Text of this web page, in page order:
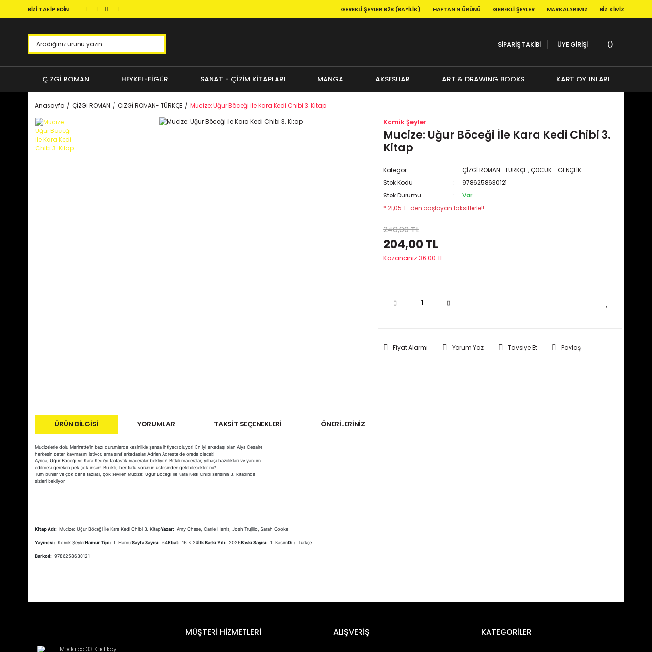
BİZİ TAKİP EDİN GEREKLI ŞEYLER B2B (BAYILIK) HAFTANIN ÜRÜNÜ GEREKLI ŞEYLER MARKALARIMIZ BIZ KIMIZ
SİPARİŞ TAKİBİ ÜYE GİRİŞİ
ÇİZGİ ROMAN HEYKEL-FİGÜR SANAT - ÇİZİM KİTAPLARI MANGA AKSESUAR ART & DRAWING BOOKS KART OYUNLARI
Anasayfa ÇİZGİ ROMAN ÇİZGİ ROMAN- TÜRKÇE Mucize: Uğur Böceği İle Kara Kedi Chibi 3. Kitap
Komik Şeyler
Mucize: Uğur Böceği İle Kara Kedi Chibi 3.
Kitap
Kategori ÇİZGİ ROMAN- TÜRKÇE,ÇOCUK - GENÇLİK
Stok Kodu
9786258630121
Stok Durumu
Var
* 21,05 TL den başlayan taksitlerle!!
240,00 TL
204,00 TL
Kazancınız 36.00 TL
Fiyat Alarmı Yorum Yaz Tavsiye Et Paylaş
ÜRÜN BILGISI YORUMLAR TAKSIT SEÇENEKLERI ÖNERILERINIZ
Mucizelerle dolu Marinette'in bazı durumlarda kesinlikle şansa ihtiyacı oluyor! En iyi arkadaşı olan Alya Cesaire
herkesin paten kaymasını istiyor, ama sınıf arkadaşları Adrien Agreste de orada olacak!
Ayrıca, Uğur Böceği ve Kara Kedi'yi fantastik maceralar bekliyor! Bitkili maceralar, yılbaşı hazırlıkları ve yardım
edilmesi gereken pek çok insan! Bu ikili, her türlü sorunun üstesinden gelebilecekler mi?
Tum bunlar ve çok daha fazlası, çok sevilen Mucize: Uğur Böceği ile Kara Kedi Chibi serisinin 3. kitabında
sizleri bekliyor!
Kitap Adı: Mucize: Uğur Böceği İle Kara Kedi Chibi 3. KitapYazar: Amy Chase, Carrie Harris, Josh Trujillo, Sarah Cooke
Yayınevi: Komik ŞeylerHamur Tipi: 1. HamurSayfa Sayısı: 64Ebat: 16 x 24İlk Baskı Yılı: 2026Baskı Sayısı: 1. BasımDil: Türkçe
Barkod: 9786258630121
Yorum Yaz
Görüş ve önerileriniz için teşekkür ederiz.
Moda cd.33 Kadikoy
MÜŞTERİ HİZMETLERİ ALIŞVERİŞ KATEGORİLER